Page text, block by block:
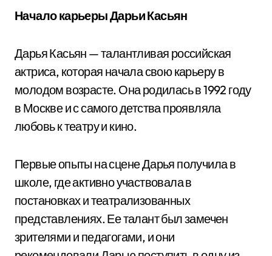
Начало карьеры Дарьи Касьян
Дарья Касьян — талантливая российская
актриса, которая начала свою карьеру в
молодом возрасте. Она родилась в 1992 году
в Москве и с самого детства проявляла
любовь к театру и кино.
Первые опыты на сцене Дарья получила в
школе, где активно участвовала в
постановках и театрализованных
представлениях. Ее талант был замечен
зрителями и педагогами, и они